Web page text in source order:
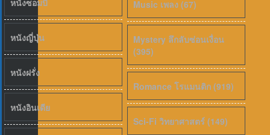
หนังญี่ปุ่น
หนังฝรั่ง
หนังอินเดีย
6.5
Music เพลง (67)
Mystery ลึกลับซ่อนเงื่อน
(395)
Romance โรแมนติก (919)
Sci-Fi วิทยาศาสตร์ (149)